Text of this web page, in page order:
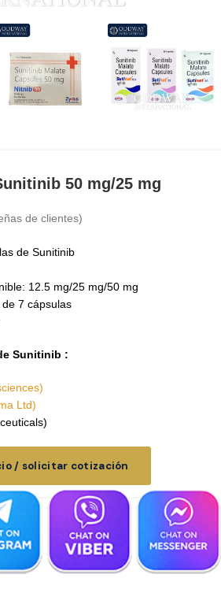
50 mg/25 mg
de clientes)
de Sunitinib
12.5 mg/25 mg/50 mg
7 cápsulas
Sunitinib :
Ltd)
/ solicitar cotización